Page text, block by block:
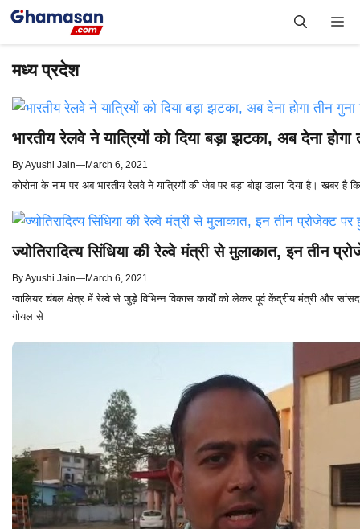
Skip
मध्य प्रदेश
भारतीय रेलवे ने यात्रियों को दिया बड़ा झटका, अब देना होगा
ByAyushi Jain—March 6, 2021
कोरोना के नाम पर अब भारतीय रेलवे ने यात्रियों की जेब पर बड़ा बोझ डाला दिया है। खबर है
ज्योतिरादित्य सिंधिया की रेल्वे मंत्री से मुलाकात, इन तीन
ByAyushi Jain—March 6, 2021
ग्वालियर चंबल क्षेत्र में रेल्वे से जुड़े विभिन्न विकास कार्यों को लेकर पूर्व केंद्रीय मंत्री और सांसद
गोयल से